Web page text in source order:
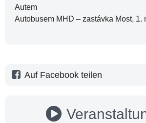
Autem
Autobusem MHD – zastávka Most, 1.
Auf Facebook teilen